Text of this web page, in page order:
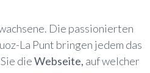
Die passionierten
La Punt bringen jedem das
dieWebseite, auf welcher